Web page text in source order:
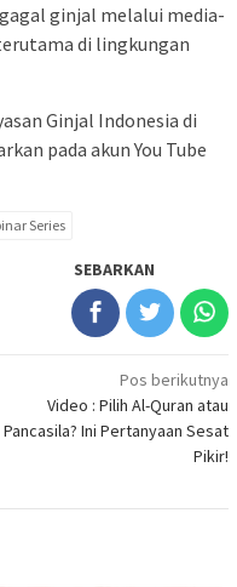
ginjal melalui media-
di lingkungan
Ginjal Indonesia di
pada akun You Tube
Series
SEBARKAN
Pos berikutnya
Video : Pilih Al-Quran atau
Pancasila? Ini Pertanyaan Sesat
Pikir!